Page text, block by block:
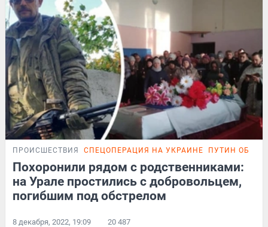
ПРОИСШЕСТВИЯ СПЕЦОПЕРАЦИЯ НА УКРАИНЕ ПУТИН
Похоронили рядом с родственниками:
на Урале простились с добровольцем,
погибшим под обстрелом
8 декабря, 2022, 19:09 20 487